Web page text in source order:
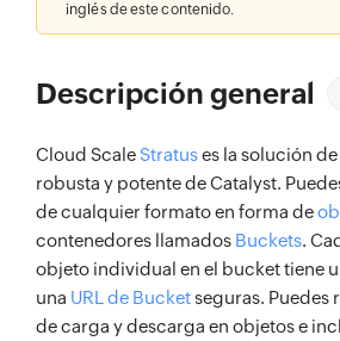
inglés de este contenido.
Descripción general
Cloud Scale Stratuses la solución
robusta y potente de Catalyst.
de cualquier formato en forma de
contenedores llamados Buckets.
objeto individual en el bucket tiene
una URL de Bucketseguras. Puedes
de carga y descarga en objetos e